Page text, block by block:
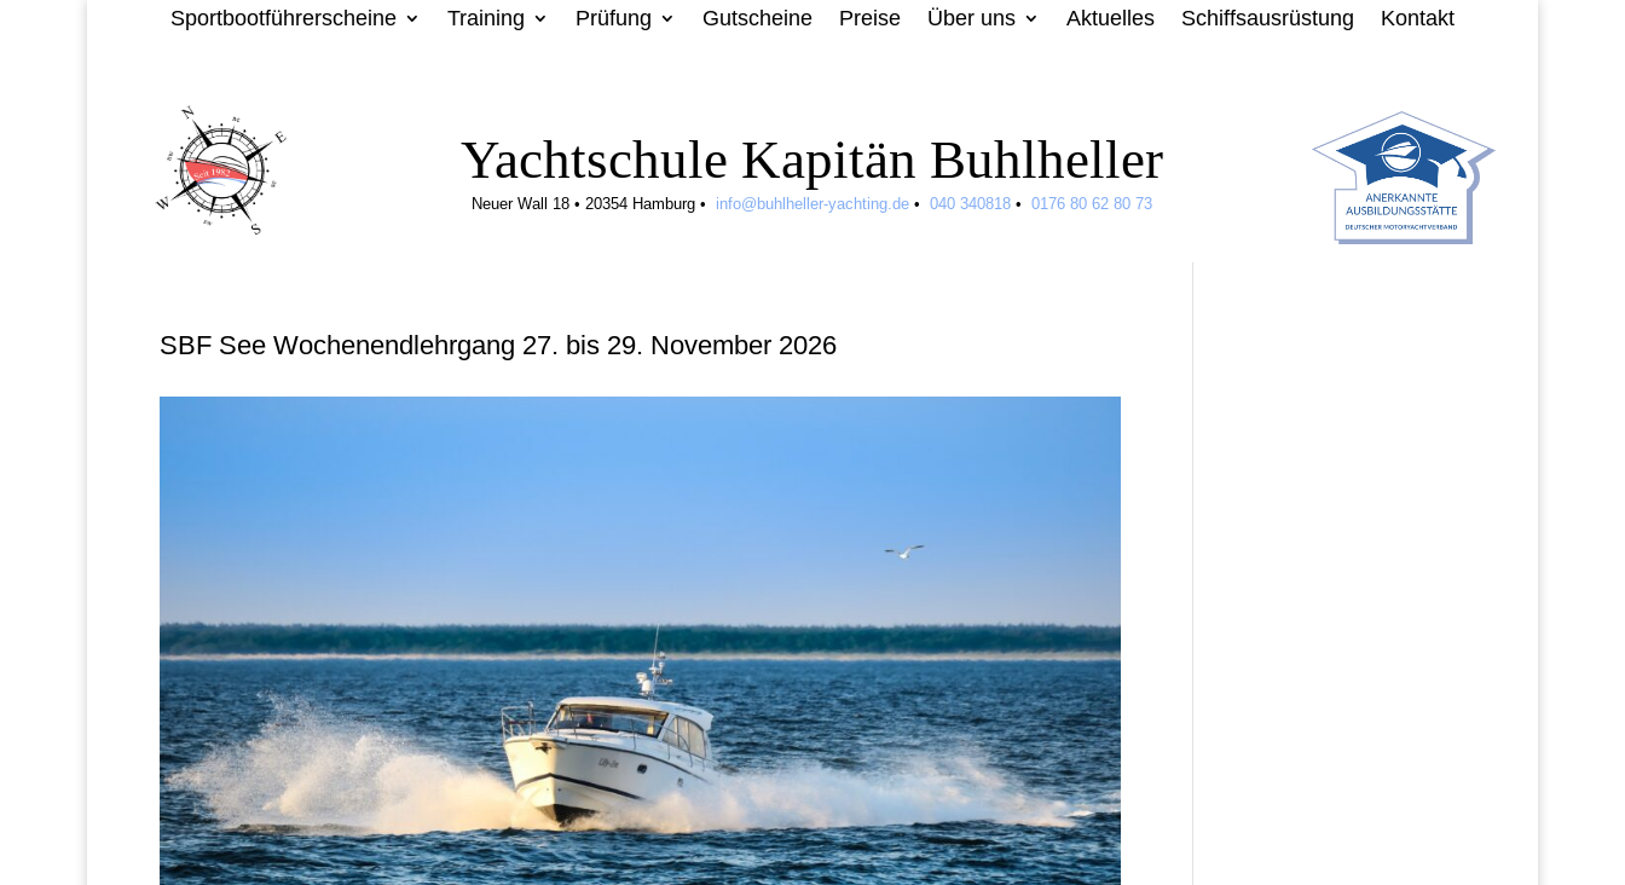
Sportbootführerscheine Training Prüfung Gutscheine Preise Über uns Aktuelles Schiffsausrüstung Kontakt
Yachtschule Kapitän Buhlheller
Neuer Wall 18•20354 Hamburg• info@buhlheller-yachting.de • 040 340818 • 0176 80 62 80 73
SBF See Wochenendlehrgang 27. bis 29. November 2026